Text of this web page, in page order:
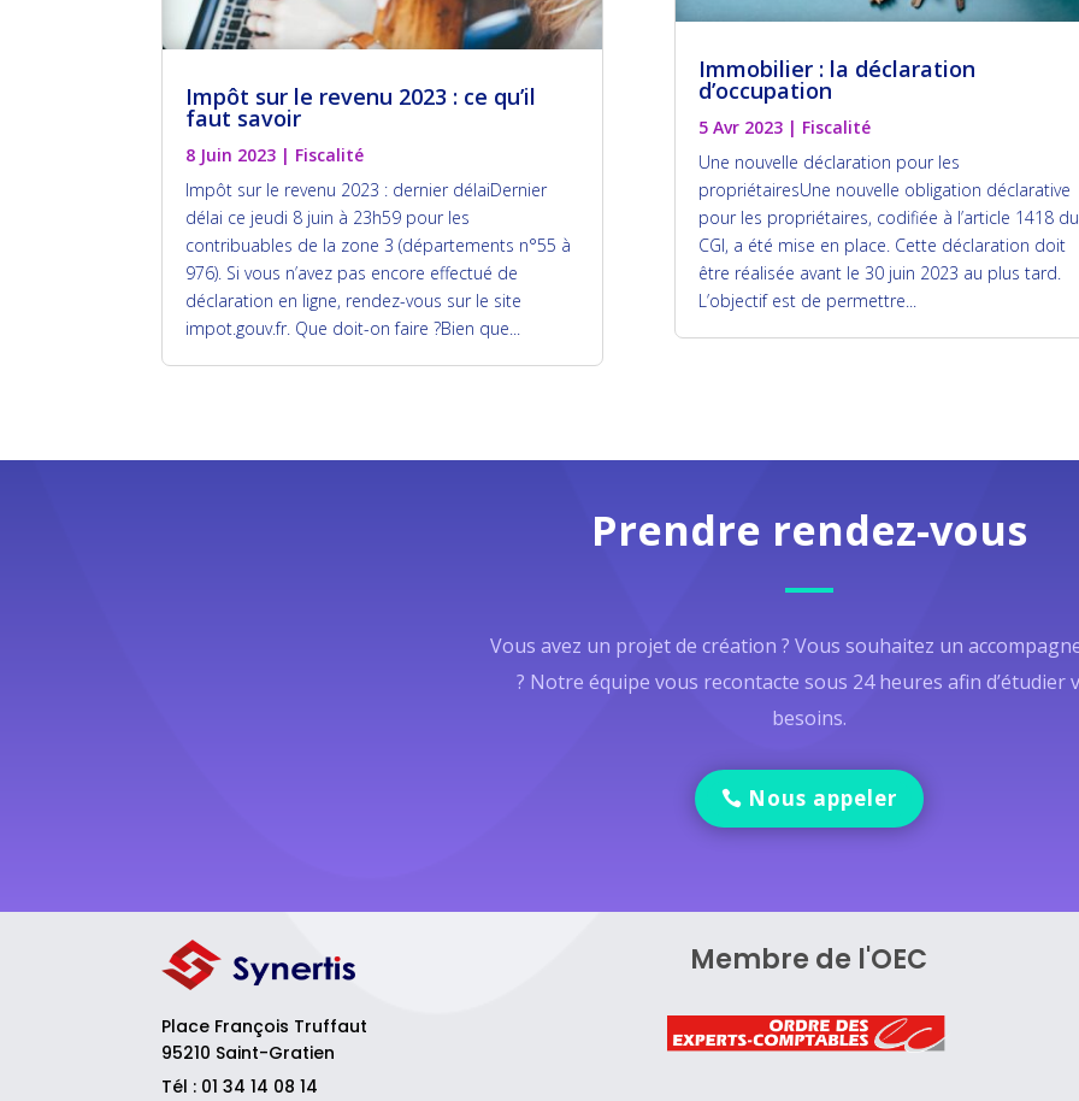
Impôt sur le revenu 2023 : ce qu’il
faut savoir
8 Juin 2023 | Fiscalité
Impôt sur le revenu 2023 : dernier délaiDernier
délai ce jeudi 8 juin à 23h59 pour les
contribuables de la zone 3 (départements n°55 à
976). Si vous n’avez pas encore effectué de
déclaration en ligne, rendez-vous sur le site
impot.gouv.fr. Que doit-on faire ?Bien que...
Immobilier : la déclaration
d’occupation
5 Avr 2023| Fiscalité
Une nouvelle déclaration pour les
propriétairesUne nouvelle obligation déclarative
pour les propriétaires, codifiée à l’article 1418 du
CGI, a été mise en place. Cette déclaration doit
être réalisée avant le 30 juin 2023 au plus tard.
L’objectif est de permettre...
Prendre rendez-vous
Vous avez un projet de création ? Vous souhaitez un
? Notre équipe vous recontacte sous 24 heures afin d’étudier
besoins.
Nous appeler
Place François Truffaut
95210 Saint-Gratien
Tél : 01 34 14 08 14
Membre de l'OEC